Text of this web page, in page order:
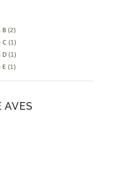
B (2)
C (1)
D (1)
E (1)
AVES